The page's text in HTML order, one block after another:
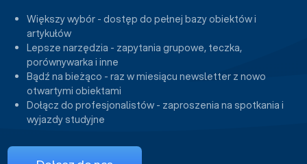
Większy wybór - dostęp do pełnej bazy obiektów i
artykułów
Lepsze narzędzia - zapytania grupowe, teczka,
porównywarka i inne
Bądź na bieżąco - raz w miesiącu newsletter z nowo
otwartymi obiektami
Dołącz do profesjonalistów - zaproszenia na spotkania i
wyjazdy studyjne